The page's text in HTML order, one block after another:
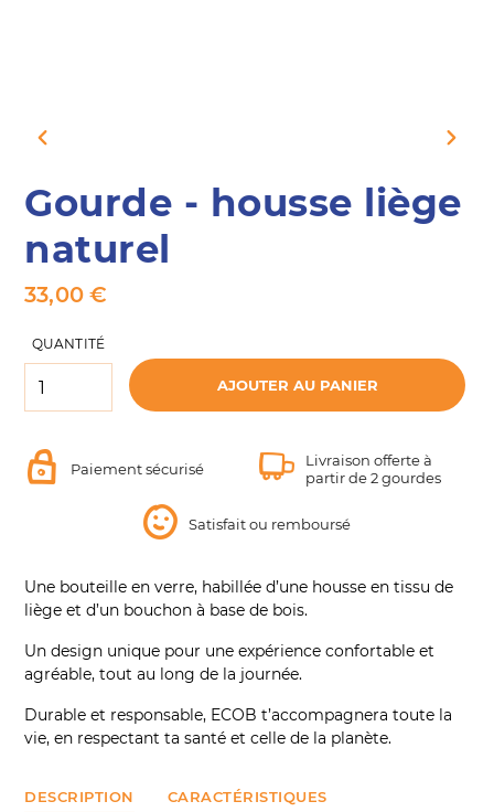
Gourde - housse liège
naturel
Prix
33,00 €
QUANTITÉ
AJOUTER AU PANIER
Ajout
d'un
Paiement sécurisé
Livraison offerte à
partir de 2 gourdes
Satisfait ou remboursé
Une bouteille en verre, habillée d’une housse en tissu de
liège et d’un bouchon à base de bois.
Un design unique pour une expérience confortable et
agréable, tout au long de la journée.
Durable et responsable, ECOB t’accompagnera toute la
vie, en respectant ta santé et celle de la planète.
DESCRIPTION CARACTÉRISTIQUES